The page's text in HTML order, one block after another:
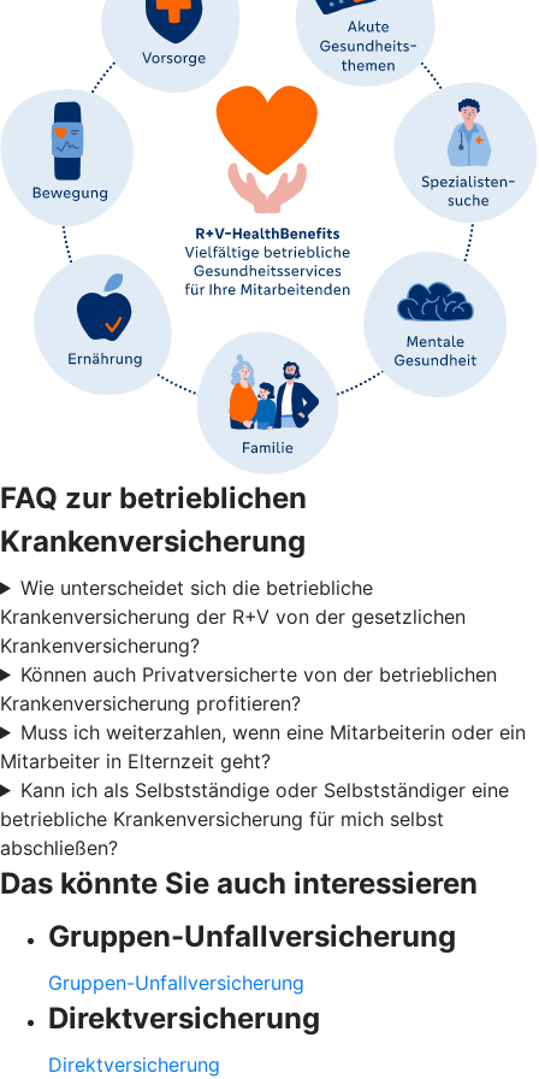
FAQ zur betrieblichen
Krankenversicherung
Wie unterscheidet sich die betriebliche
Krankenversicherung der R+V von der gesetzlichen
Krankenversicherung?
Können auch Privatversicherte von der betrieblichen
Krankenversicherung profitieren?
Muss ich weiterzahlen, wenn eine Mitarbeiterin oder ein
Mitarbeiter in Elternzeit geht?
Kann ich als Selbstständige oder Selbstständiger eine
betriebliche Krankenversicherung für mich selbst
abschließen?
Das könnte Sie auch interessieren
Gruppen-Unfallversicherung
Gruppen-Unfallversicherung
Direktversicherung
Direktversicherung